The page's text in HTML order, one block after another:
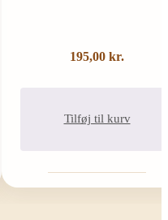
195,00 kr.
Tilføj til kurv